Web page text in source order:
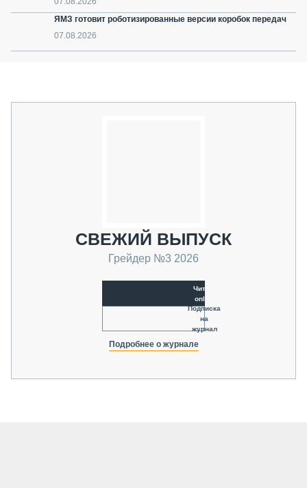
ЯМЗ готовит роботизированные версии коробок передач
07.08.2026
СВЕЖИЙ ВЫПУСК
Грейдер №3 2026
Читать
online
Подписка
на
журнал
Подробнее о журнале